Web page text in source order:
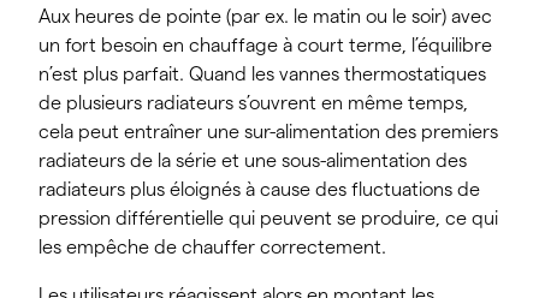
Aux heures de pointe (par ex. le matin ou le soir) avec
un fort besoin en chauffage à court terme, l’équilibre
n’est plus parfait. Quand les vannes thermostatiques
de plusieurs radiateurs s’ouvrent en même temps,
cela peut entraîner une sur-alimentation des premiers
radiateurs de la série et une sous-alimentation des
radiateurs plus éloignés à cause des fluctuations de
pression différentielle qui peuvent se produire, ce qui
les empêche de chauffer correctement.